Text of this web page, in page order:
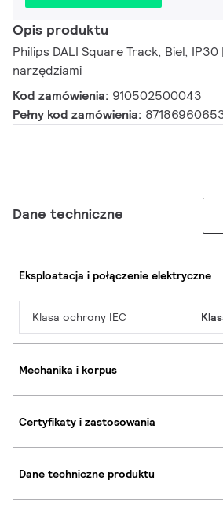
Opis produktu
Philips DALI Square Track, Biel,
narzędziami
Kod zamówienia: 910502500043
Pełny kod zamówienia:
Dane techniczne
Eksploatacja i połączenie elektryczne
Klasa ochrony IEC
Mechanika i korpus
Certyfikaty i zastosowania
Dane techniczne produktu